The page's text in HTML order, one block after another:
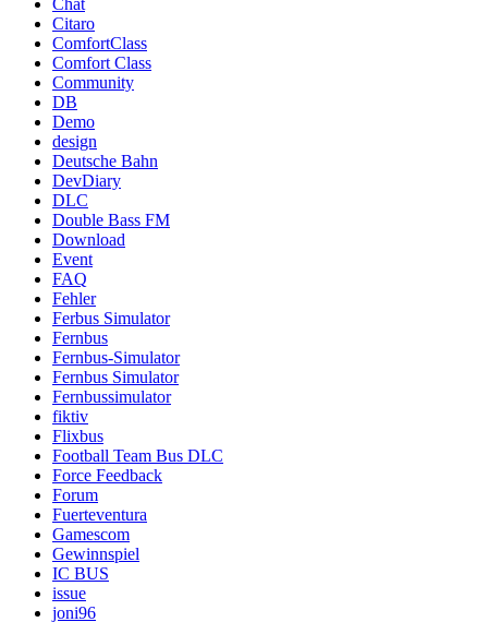
Citaro
ComfortClass
Comfort Class
Community
DB
Demo
design
Deutsche Bahn
DevDiary
DLC
Double Bass FM
Download
Event
FAQ
Fehler
Ferbus Simulator
Fernbus
Fernbus-Simulator
Fernbus Simulator
Fernbussimulator
fiktiv
Flixbus
Football Team Bus DLC
Force Feedback
Forum
Fuerteventura
Gamescom
Gewinnspiel
IC BUS
issue
joni96